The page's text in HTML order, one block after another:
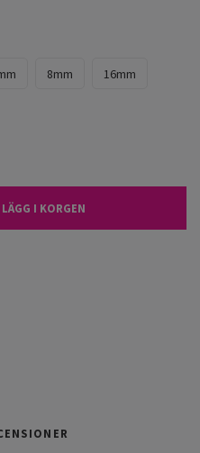
8mm 16mm
LÄGG I KORGEN